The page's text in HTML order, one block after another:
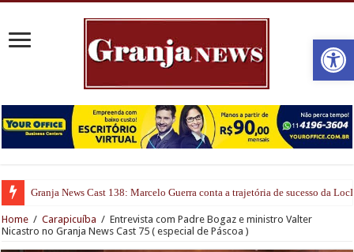
Granja News Cast 138: Marcelo Guerra conta a trajetória de sucesso da
Estúdio 21 Podcast: A Nova Referência em Produção Audiovisual na
Home / Carapicuíba / Entrevista com Padre Bogaz e ministro Valter
Nicastro no Granja News Cast 75 ( especial de Páscoa )